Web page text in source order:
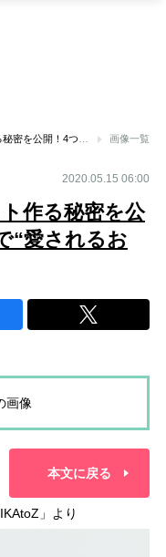
画像一覧
2020.05.15 06:00
作る秘密を公
“愛されるお
画像
本文に戻る
」より